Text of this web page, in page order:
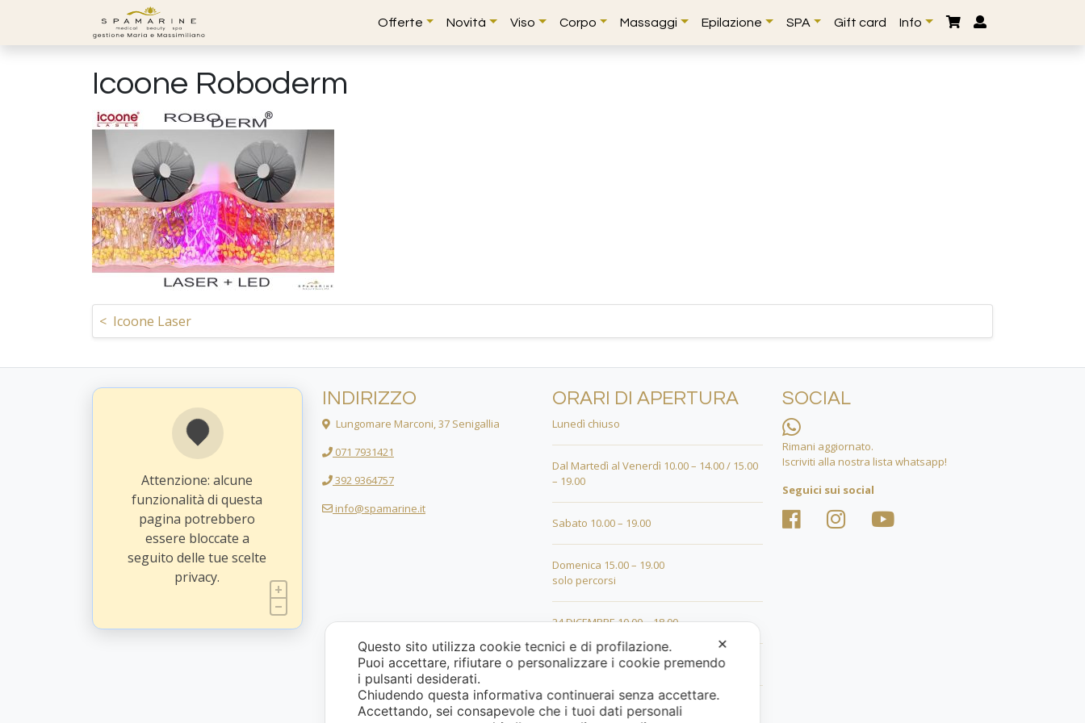
Offerte Novità Viso Corpo Massaggi Epilazione SPA Gift card Info
Icoone Roboderm
Navigazione articoli
< Icoone Laser
Attenzione: alcune
funzionalità di questa
pagina potrebbero
essere bloccate a
seguito delle tue scelte
privacy.
INDIRIZZO
Lungomare Marconi, 37 Senigallia
071 7931421
392 9364757
info@spamarine.it
ORARI DI APERTURA
Lunedì chiuso
Dal Martedì al Venerdì 10.00 – 14.00 / 15.00
– 19.00
Sabato 10.00 – 19.00
Domenica 15.00 – 19.00
solo percorsi
24 DICEMBRE 10.00 – 18.00
25 DICEMBRE 15.00 – 19.00
26 DICEMBRE 15.00 – 19.00
SOCIAL
Rimani aggiornato.
Iscriviti alla nostra lista whatsapp!
Seguici sui social
✕
Questo sito utilizza cookie tecnici e di profilazione.
Puoi accettare, rifiutare o personalizzare i cookie premendo
i pulsanti desiderati.
Chiudendo questa informativa continuerai senza accettare.
Accettando, sei consapevole che i tuoi dati personali